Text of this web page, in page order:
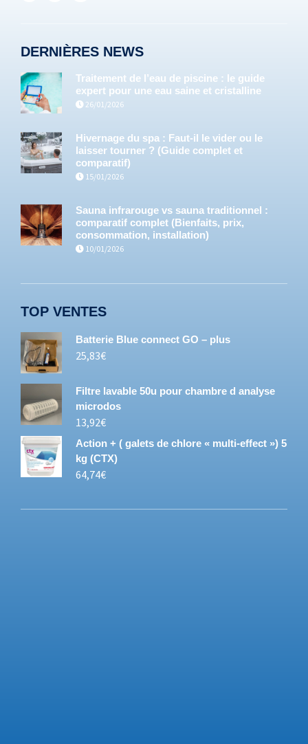
DERNIÈRES NEWS
Traitement de l’eau de piscine : le guide
expert pour une eau saine et cristalline
26/01/2026
Hivernage du spa : Faut-il le vider ou le
laisser tourner ? (Guide complet et
comparatif)
15/01/2026
Sauna infrarouge vs sauna traditionnel :
comparatif complet (Bienfaits, prix,
consommation, installation)
10/01/2026
TOP VENTES
Batterie Blue connect GO – plus
25,83€
Filtre lavable 50u pour chambre d analyse
microdos
13,92€
Action + ( galets de chlore « multi-effect ») 5
kg (CTX)
64,74€